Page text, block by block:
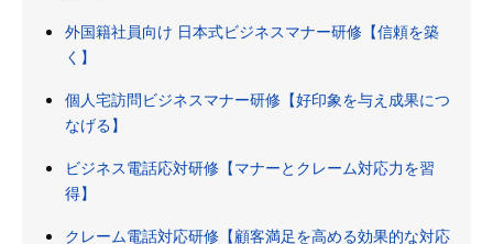
外国籍社員向け 日本式ビジネスマナー研修【信頼を築
く】
個人宅訪問ビジネスマナー研修【好印象を与え成果につ
なげる】
ビジネス電話応対研修【マナーとクレーム対応力を習
得】
クレーム電話対応研修【顧客満足を高める効果的な対応